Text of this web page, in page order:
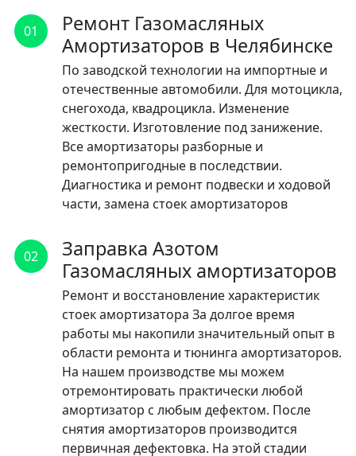
импортные и
отечественные
автомобили.
ЧИТАТЬ
01
Ремонт Газомасляных
Амортизаторов в Челябинске
По заводской технологии на импортные и
отечественные автомобили. Для мотоцикла,
снегохода, квадроцикла. Изменение
жесткости. Изготовление под занижение.
Все амортизаторы разборные и
ремонтопригодные в последствии.
Диагностика и ремонт подвески и ходовой
части, замена стоек амортизаторов
02
Заправка Азотом
Газомасляных амортизаторов
Ремонт и восстановление характеристик
стоек амортизатора За долгое время
работы мы накопили значительный опыт в
области ремонта и тюнинга амортизаторов.
На нашем производстве мы можем
отремонтировать практически любой
амортизатор с любым дефектом. После
снятия амортизаторов производится
первичная дефектовка. На этой стадии